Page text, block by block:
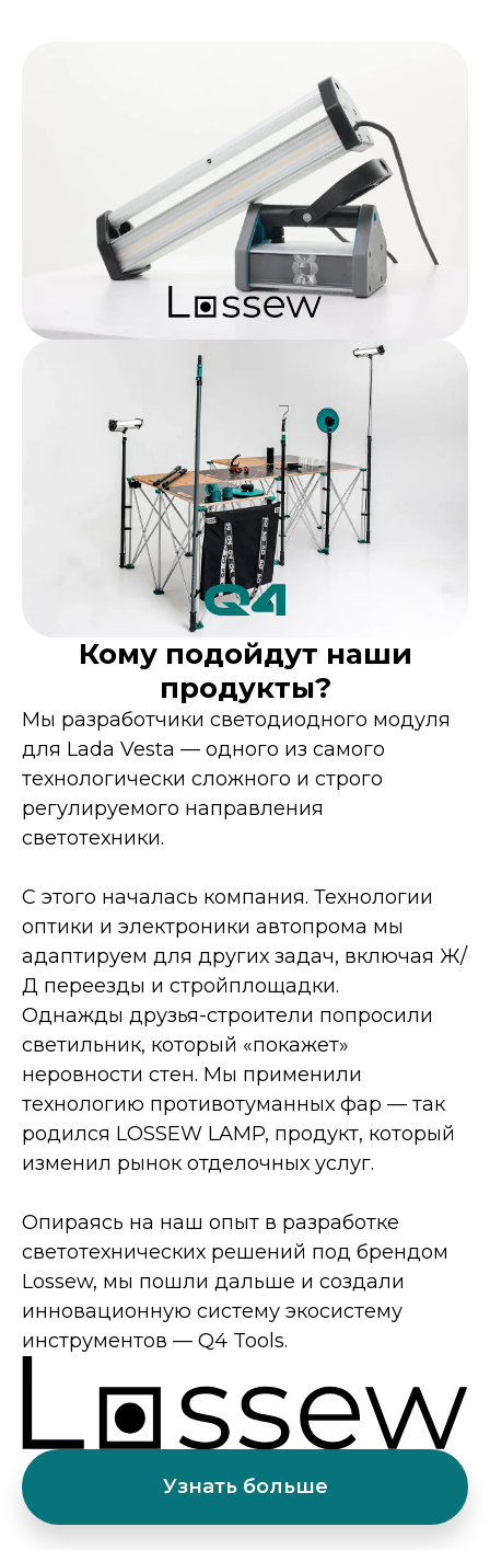
Кому подойдут наши
продукты?
Мы разработчики светодиодного модуля
для Lada Vesta — одного из самого
технологически сложного и строго
регулируемого направления
светотехники.
С этого началась компания. Технологии
оптики и электроники автопрома мы
адаптируем для других задач, включая Ж/
Д переезды и стройплощадки.
Однажды друзья-строители попросили
светильник, который «покажет»
неровности стен. Мы применили
технологию противотуманных фар — так
родился LOSSEW LAMP, продукт, который
изменил рынок отделочных услуг.
Опираясь на наш опыт в разработке
светотехнических решений под брендом
Lossew, мы пошли дальше и создали
инновационную систему экосистему
инструментов — Q4 Tools.
Узнать больше